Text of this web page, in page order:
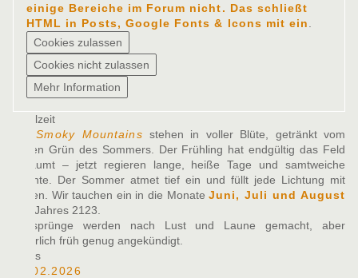
einige Bereiche im Forum nicht. Das schließt
HTML in Posts, Google Fonts & Icons mit ein
Spielzeit
DieSmoky Mountains stehen in voller Blüte, getränkt vom
satten Grün des Sommers. Der Frühling hat endgültig das Feld
geräumt – jetzt regieren lange, heiße Tage und samtweiche
Nächte. Der Sommer atmet tief ein und füllt jede Lichtung mit
Leben. Wir tauchen ein in die MonateJuni, Juli und August
des Jahres 2123.
Zeitsprünge werden nach Lust und Laune gemacht, aber
natürlich früh genug angekündigt.
News
10.02.2026